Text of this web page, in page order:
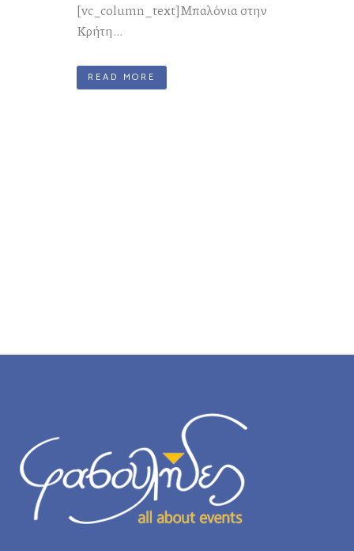
[vc_column_text]Μπαλόνια στην
Κρήτη...
READ MORE